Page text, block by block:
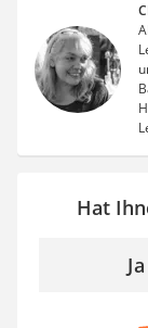
Hat
Ja